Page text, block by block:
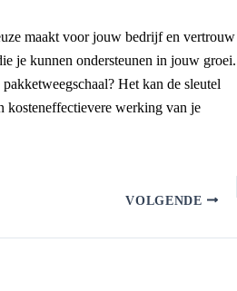
maakt voor jouw bedrijf en vertrouw
je kunnen ondersteunen in jouw groei.
Het kan de sleutel
kosteneffectievere werking van je
VOLGENDE